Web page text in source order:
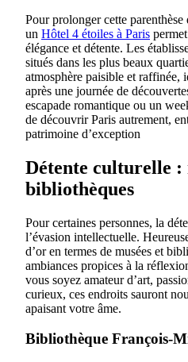
Pour prolonger cette
un Hôtel 4 étoiles à Paris
élégance et détente. Les
situés dans les plus beaux
atmosphère paisible et raffinée,
après une journée de
escapade romantique ou un
de découvrir Paris autrement,
patrimoine d’exception
Détente culturelle :
bibliothèques
Pour certaines personnes, la
l’évasion intellectuelle.
d’or en termes de musées et
ambiances propices à la
vous soyez amateur d’art,
curieux, ces endroits sauront
apaisant votre âme.
Bibliothèque François-